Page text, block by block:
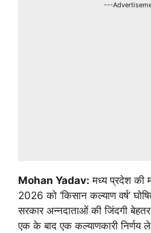
---
Mohan Yadav: मध्य प्रदेश की
2026 को ‘किसान कल्याण वर्ष’
सरकार अन्नदाताओं की जिंदगी
एक के बाद एक कल्याणकारी निर्णय